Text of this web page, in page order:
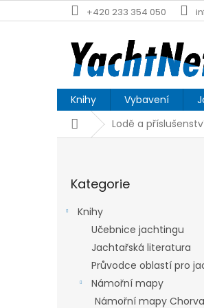
na
+420 233 354 050
Knihy Vybavení
DomůLodě a
kategorie
Kategorie
Knihy
Učebnice jachtingu
Jachtařská literatura
Průvodce oblastí pro
Námořní mapy
Námořní mapy